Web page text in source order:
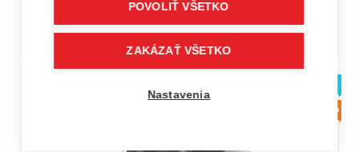
Poprosím poslať projekt na
obchod@dachsystem.sk a rozpočet Vám príde
aktualizovaný na súčasný stav cien.
POVOLIŤ VŠETKO
ZAKÁZAŤ VŠETKO
Nastavenia